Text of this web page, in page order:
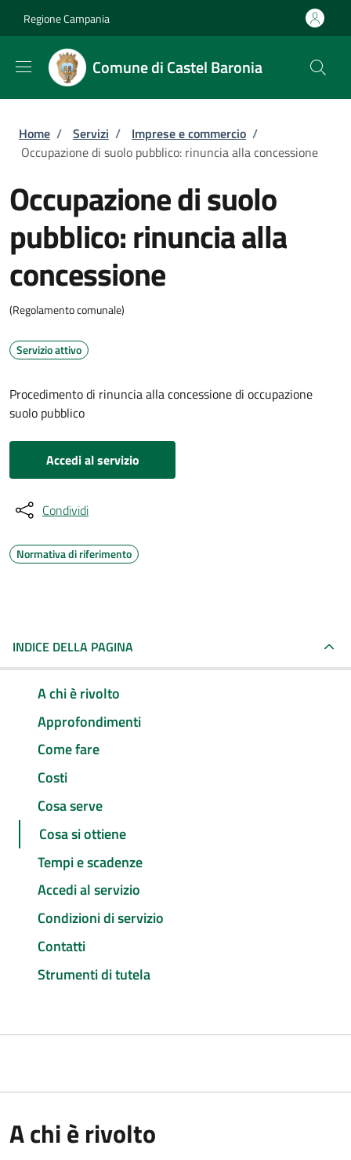
Regione Campania
Comune di Castel Baronia
Briciole di pane
Home / Servizi / Imprese e commercio /
Occupazione di suolo pubblico: rinuncia alla concessione
Occupazione di suolo
pubblico: rinuncia alla
concessione
(Regolamento comunale)
Servizio attivo
Procedimento di rinuncia alla concessione di occupazione
suolo pubblico
Accedi al servizio
Condividi
Normativa di riferimento
INDICE DELLA PAGINA
A chi è rivolto
Approfondimenti
Come fare
Costi
Cosa serve
Cosa si ottiene
Tempi e scadenze
Accedi al servizio
Condizioni di servizio
Contatti
Strumenti di tutela
A chi è rivolto